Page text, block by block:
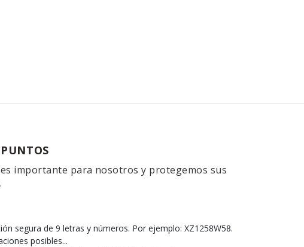
importante para nosotros y protegemos sus
segura de 9 letras y números. Por ejemplo: XZ1258W58.
posibles...